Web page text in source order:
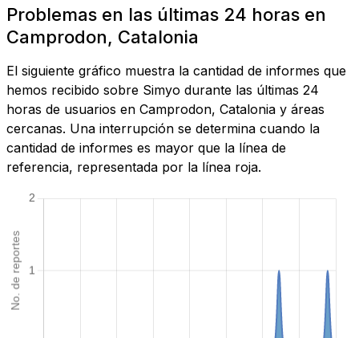
Problemas en las últimas 24 horas en
Camprodon, Catalonia
El siguiente gráfico muestra la cantidad de informes que
hemos recibido sobre Simyo durante las últimas 24
horas de usuarios en Camprodon, Catalonia y áreas
cercanas. Una interrupción se determina cuando la
cantidad de informes es mayor que la línea de
referencia, representada por la línea roja.